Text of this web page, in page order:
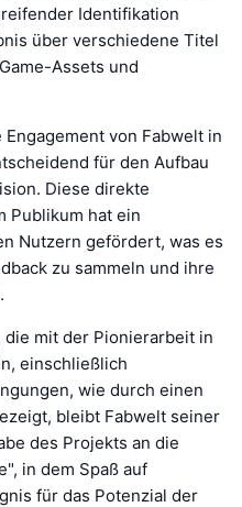
Identifikation
über verschiedene Titel
Assets und
von Fabwelt in
für den Aufbau
Diese direkte
Publikum hat ein
Nutzern gefördert, was es
zu sammeln und ihre
mit der Pionierarbeit in
einschließlich
wie durch einen
bleibt Fabwelt seiner
des Projekts an die
in dem Spaß auf
für das Potenzial der